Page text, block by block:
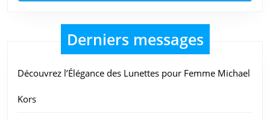
Derniers messages
Découvrez l’Élégance des Lunettes pour Femme Michael
Kors